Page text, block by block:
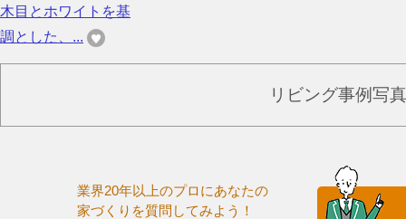
木目とホワイトを基
調とした、...
リビング事例写
業界20年以上のプロにあなたの
家づくりを質問してみよう！